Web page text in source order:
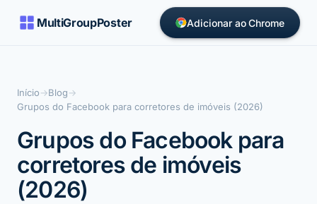
MultiGroupPoster Adicionar ao Chrome
Início→Blog→
Grupos do Facebook para corretores de imóveis (2026)
Grupos do Facebook para
corretores de imóveis
(2026)